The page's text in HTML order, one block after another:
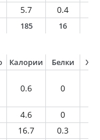
5.7 0.4
185 16
Калории Белки
0.6 0
4.6 0
16.7 0.3